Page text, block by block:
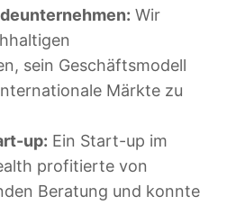
Wir
sein Geschäftsmodell
Märkte zu
up: Ein Start-up im
profitierte von
Beratung und konnte